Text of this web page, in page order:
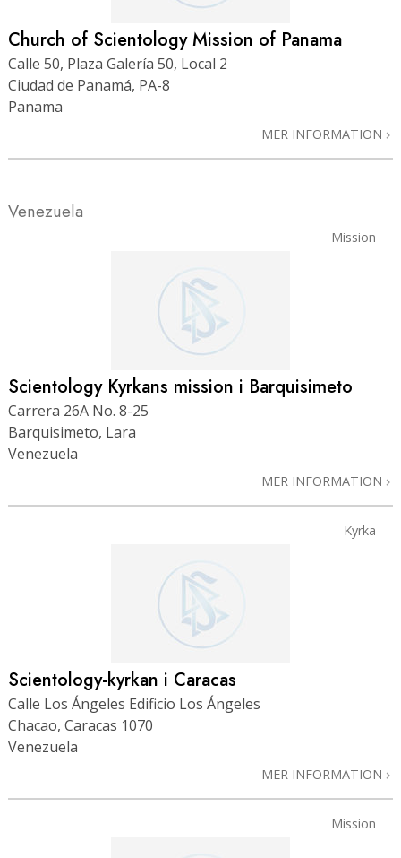
Church of Scientology Mission of Panama
Calle 50, Plaza Galería 50, Local 2
Ciudad de Panamá, PA-8
Panama
MER INFORMATION
Venezuela
Mission
Scientology Kyrkans mission i Barquisimeto
Carrera 26A No. 8-25
Barquisimeto, Lara
Venezuela
MER INFORMATION
Kyrka
Scientology-kyrkan i Caracas
Calle Los Ángeles Edificio Los Ángeles
Chacao, Caracas 1070
Venezuela
MER INFORMATION
Mission